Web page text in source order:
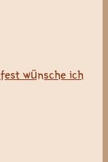
wünsche ich